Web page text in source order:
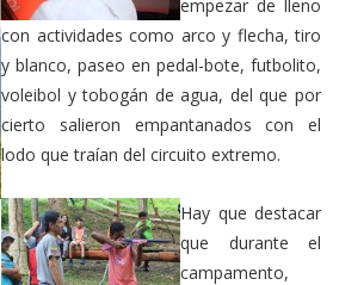
empezar de lleno
con actividades como arco y flecha, tiro
y blanco, paseo en pedal-bote, futbolito,
voleibol y tobogán de agua, del que por
cierto salieron empantanados con el
lodo que traían del circuito extremo.
Hay que destacar
que durante el
campamento,